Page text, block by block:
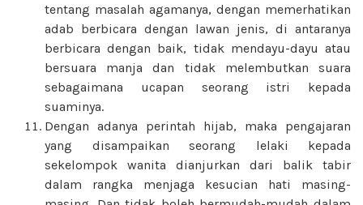
tentang masalah agamanya, dengan memerhatikan
adab berbicara dengan lawan jenis, di antaranya
berbicara dengan baik, tidak mendayu-dayu atau
bersuara manja dan tidak melembutkan suara
sebagaimana ucapan seorang istri kepada
suaminya.
Dengan adanya perintah hijab, maka pengajaran
yang disampaikan seorang lelaki kepada
sekelompok wanita dianjurkan dari balik tabir
dalam rangka menjaga kesucian hati masing-